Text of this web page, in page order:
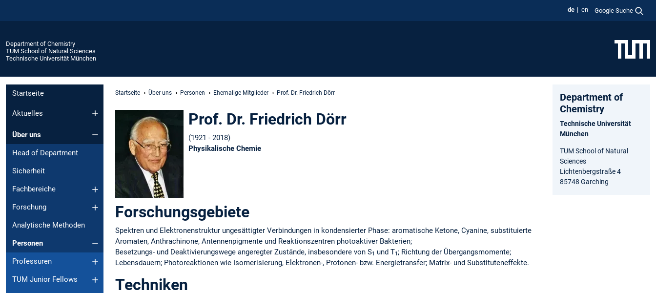
de en Google Suche
Department of Chemistry
TUM School of Natural Sciences
Technische Universität München
Startseite
Aktuelles
Über uns
Head of Department
Sicherheit
Fachbereiche
Forschung
Analytische Methoden
Personen
Professuren
TUM Junior Fellows
Startseite Über uns Personen Ehemalige Mitglieder Prof. Dr. Friedrich Dörr
Prof. Dr. Friedrich Dörr
(1921 - 2018)
Physikalische Chemie
Forschungsgebiete
Spektren und Elektronenstruktur ungesättigter Verbindungen in kondensierter Phase: aromatische Ketone, Cyanine, substituierte
Aromaten, Anthrachinone, Antennenpigmente und Reaktionszentren photoaktiver Bakterien;
Besetzungs- und Deaktivierungswege angeregter Zustände, insbesondere von S1 und T1 ; Richtung der Übergangsmomente;
Lebensdauern; Photoreaktionen wie Isomerisierung, Elektronen-, Protonen- bzw. Energietransfer; Matrix- und Substituteneffekte.
Techniken
Department of
Chemistry
Technische Universität
München
TUM School of Natural
Sciences
Lichtenbergstraße 4
85748 Garching